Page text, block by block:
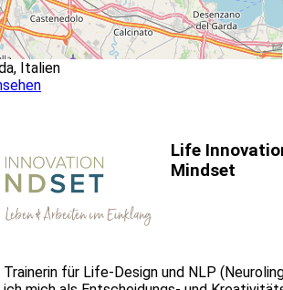
Italien
Life
Mindset
für Life-Design und NLP